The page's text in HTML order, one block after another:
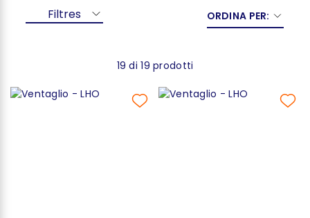
Filtres ORDINA PER:
19 di 19 prodotti